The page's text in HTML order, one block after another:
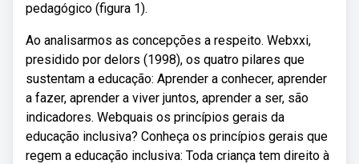
pedagógico (figura 1).
Ao analisarmos as concepções a respeito. Webxxi,
presidido por delors (1998), os quatro pilares que
sustentam a educação: Aprender a conhecer, aprender
a fazer, aprender a viver juntos, aprender a ser, são
indicadores. Webquais os princípios gerais da
educação inclusiva? Conheça os princípios gerais que
regem a educação inclusiva: Toda criança tem direito à